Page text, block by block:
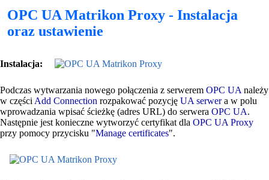
OPC UA Matrikon Proxy - Instalacja
oraz ustawienie
Instalacja:
Podczas wytwarzania nowego połączenia z serwerem OPC UA należy
w części Add Connection rozpakować pozycję UA serwera w polu
wprowadzania wpisać ścieżkę (adres URL) do serwera OPC UA.
Następnie jest konieczne wytworzyć certyfikat dla OPC UA Proxy
przy pomocy przycisku "Manage certificates".